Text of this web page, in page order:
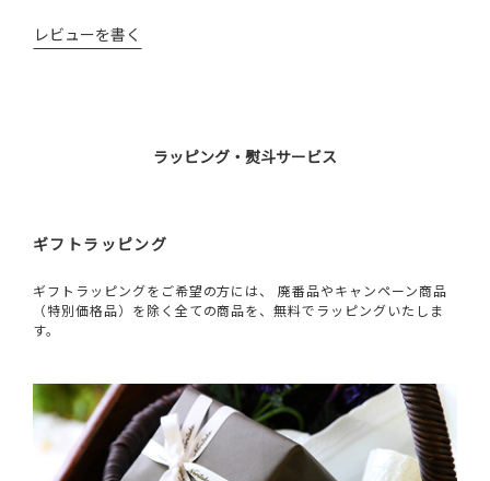
レビューを書く
ラッピング・熨斗サービス
ギフトラッピング
ギフトラッピングをご希望の方には、 廃番品やキャンペーン商品
（特別価格品）を除く全ての商品を、無料でラッピングいたしま
す。